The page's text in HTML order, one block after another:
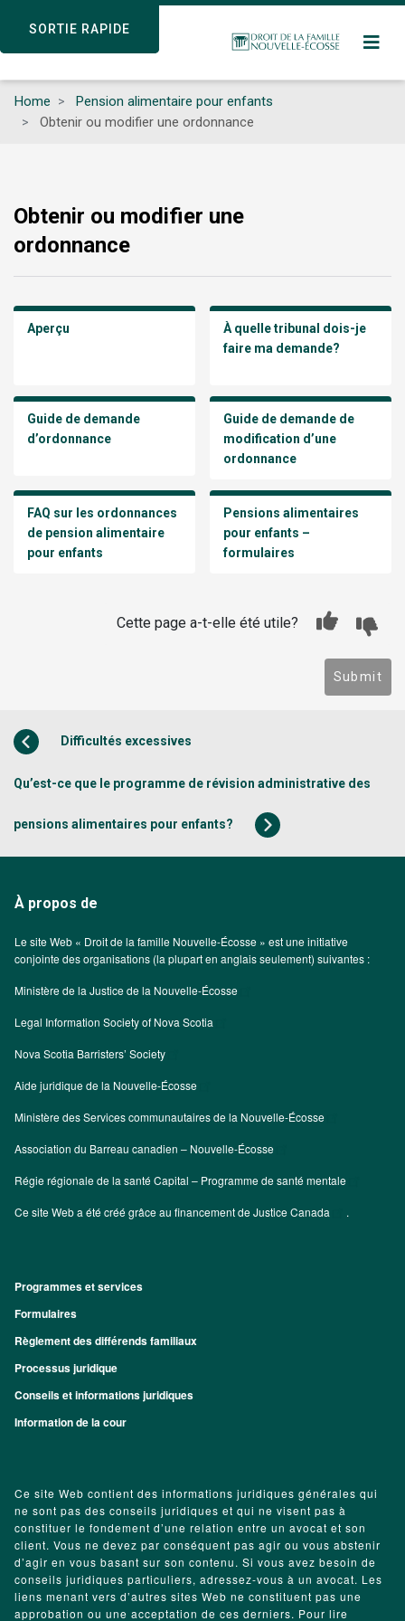
SORTIE RAPIDE
content
SORTIE RAPIDE
Home
Pension alimentaire pour enfants
Obtenir ou modifier une ordonnance
Obtenir ou modifier une
ordonnance
Aperçu
À quelle tribunal dois-je
faire ma demande?
Guide de demande
d’ordonnance
Guide de demande de
modification d’une
ordonnance
FAQ sur les ordonnances
de pension alimentaire
pour enfants
Pensions alimentaires
pour enfants –
formulaires
Cette page a-t-elle été utile?
Submit
Difficultés excessives
Qu’est-ce que le programme de révision administrative des
pensions alimentaires pour enfants?
À propos de
Le site Web « Droit de la famille Nouvelle-Écosse » est une initiative
conjointe des organisations (la plupart en anglais seulement) suivantes :
Ministère de la Justice de la Nouvelle-Écosse
Legal Information Society of Nova Scotia
Nova Scotia Barristers’ Society
Aide juridique de la Nouvelle-Écosse
Ministère des Services communautaires de la Nouvelle-Écosse
Association du Barreau canadien – Nouvelle-Écosse
Régie régionale de la santé Capital – Programme de santé mentale
Ce site Web a été créé grâce au financement deJustice Canada .
Footer
Programmes et services
Formulaires
Règlement des différends familiaux
Processus juridique
Conseils et informations juridiques
Information de la cour
Ce site Web contient des informations juridiques générales qui
ne sont pas des conseils juridiques et qui ne visent pas à
constituer le fondement d’une relation entre un avocat et son
client. Vous ne devez par conséquent pas agir ou vous abstenir
d’agir en vous basant sur son contenu. Si vous avez besoin de
conseils juridiques particuliers, adressez-vous à un avocat. Les
liens menant vers d’autres sites Web ne constituent pas une
approbation ou une acceptation de ces derniers. Pour lire